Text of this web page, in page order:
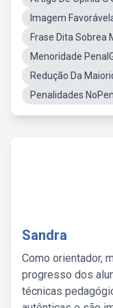
Imagem
Frase Dita Sobrea
Menoridade
Redução Da
Penalidades
Sandra
Como orientador,
progresso dos
técnicas